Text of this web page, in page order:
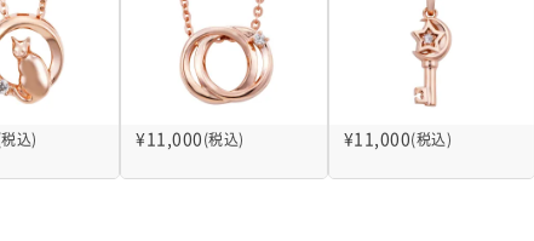
税込) ¥11,000 (税込) ¥11,000(税込)